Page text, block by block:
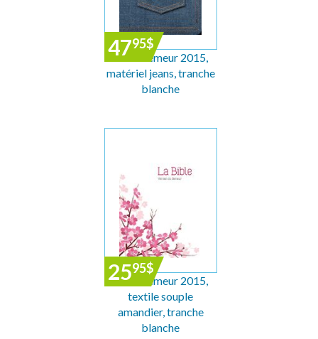
4795$
Bible Semeur 2015,
matériel jeans, tranche
blanche
2595$
Bible Semeur 2015,
textile souple
amandier, tranche
blanche